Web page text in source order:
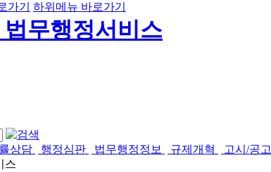
가기 하위메뉴 바로가기
상담 행정심판 법무행정정보 규제개혁 고시/공고
스